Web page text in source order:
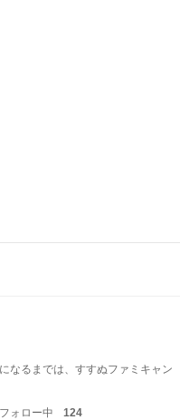
なるまでは、すすぬファミキャン
フォロー中 124